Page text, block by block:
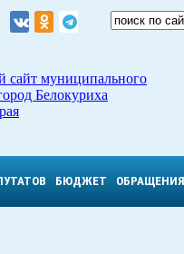
муниципального
Белокуриха
БЮДЖЕТ ОБРАЩЕНИЯ